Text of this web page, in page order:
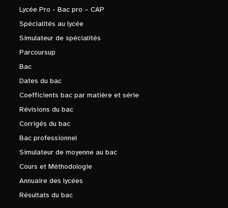
Lycée Pro - Bac pro – CAP
Spécialités au lycée
Simulateur de spécialités
Parcoursup
Bac
Dates du bac
Coefficients bac par matière et série
Révisions du bac
Corrigés du bac
Bac professionnel
Simulateur de moyenne au bac
Cours et Méthodologie
Annuaire des lycées
Résultats du bac